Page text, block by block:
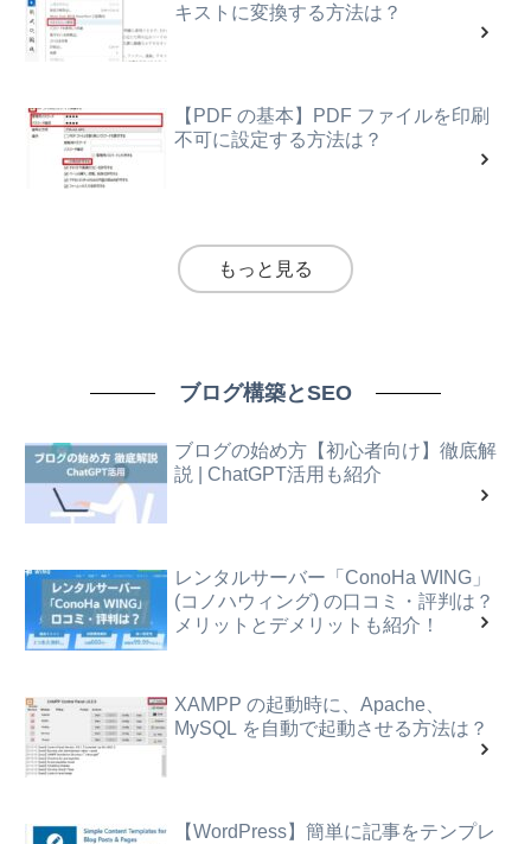
キストに変換する方法は？
【PDF の基本】PDF ファイルを印刷
不可に設定する方法は？
もっと見る
ブログ構築とSEO
ブログの始め方【初心者向け】徹底解
説 | ChatGPT活用も紹介
レンタルサーバー「ConoHa WING」
(コノハウィング) の口コミ・評判は？
メリットとデメリットも紹介！
XAMPP の起動時に、Apache、
MySQL を自動で起動させる方法は？
【WordPress】簡単に記事をテンプレ